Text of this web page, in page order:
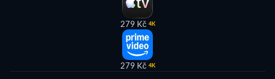
279 Kč 4K
279 Kč 4K